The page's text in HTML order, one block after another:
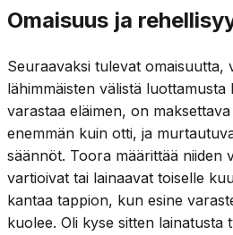
Omaisuus ja
Seuraavaksi tulevat omaisuutta,
lähimmäisten välistä
varastaa eläimen, on
enemmän kuin otti, ja
säännöt. Toora määrittää niiden
vartioivat tai lainaavat toiselle
kantaa tappion, kun esine
kuolee. Oli kyse sitten lainatusta